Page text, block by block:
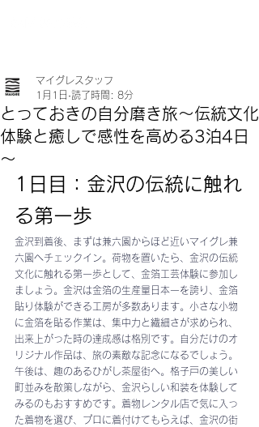
とっておきの自分磨き旅～伝統文化
体験と癒しで感性を高める3泊4日
～
マイグレスタッフ
1月1日 読了時間: 8分
1日目：金沢の伝統に触れ
る第一歩
金沢到着後、まずは兼六園からほど近いマイグレ兼
六園へチェックイン。荷物を置いたら、金沢の伝統
文化に触れる第一歩として、金箔工芸体験に参加し
ましょう。金沢は金箔の生産量日本一を誇り、金箔
貼り体験ができる工房が多数あります。小さな小物
に金箔を貼る作業は、集中力と繊細さが求められ、
出来上がった時の達成感は格別です。自分だけのオ
リジナル作品は、旅の素敵な記念になるでしょう。
午後は、趣のあるひがし茶屋街へ。格子戸の美しい
町並みを散策しながら、金沢らしい和装を体験して
みるのもおすすめです。着物レンタル店で気に入っ
た着物を選び、プロに着付けてもらえば、金沢の街